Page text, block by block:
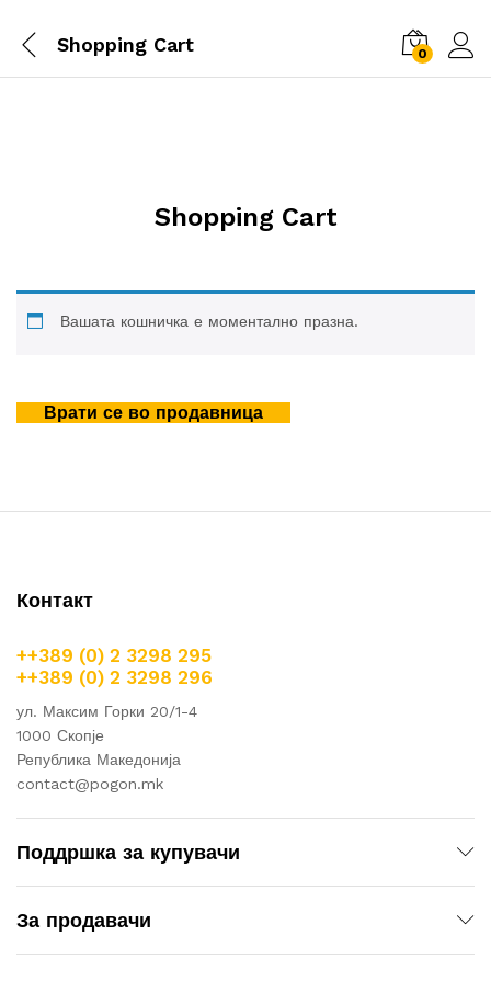
Shopping Cart 0
Shopping Cart
Вашата кошничка е моментално празна.
Врати се во продавница
Контакт
++389 (0) 2 3298 295
++389 (0) 2 3298 296
ул. Максим Горки 20/1-4
1000 Скопје
Република Македонија
contact@pogon.mk
Поддршка за купувачи
За продавачи